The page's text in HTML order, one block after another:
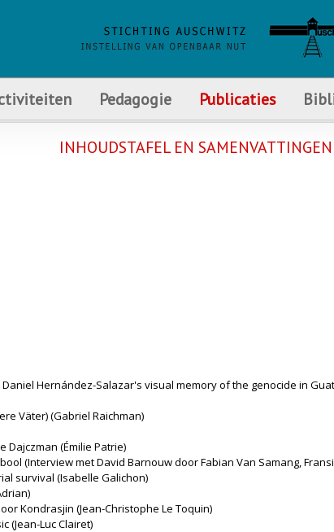
Pedagogie Publicaties
INHOUDSTAFEL EN
Hernández-Salazar's visual memory of the genocide in
Väter) (Gabriel Raichman)
Dajczman (Émilie Patrie)
(Interview met David Barnouw door Fabian Van Samang,
survival (Isabelle Galichon)
Kondrasjin (Jean-Christophe Le Toquin)
(Jean-Luc Clairet)